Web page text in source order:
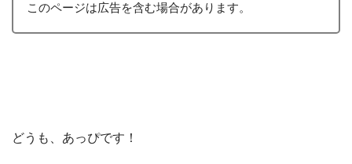
このページは広告を含む場合があります。
どうも、あっぴです！